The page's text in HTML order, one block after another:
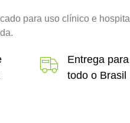
para uso clínico e
Entrega para
todo o Brasil